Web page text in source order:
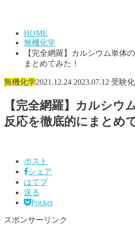
HOME
無機化学
【完全網羅】カルシウム単体
まとめてみた！
無機化学2021.12.24 2023.07.12 受験
【完全網羅】カルシウ
反応を徹底的にまとめ
ポスト
シェア
はてブ
送る
Pocket
スポンサーリンク